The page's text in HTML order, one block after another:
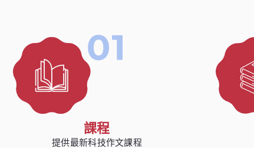
課程
提供最新科技作文課程